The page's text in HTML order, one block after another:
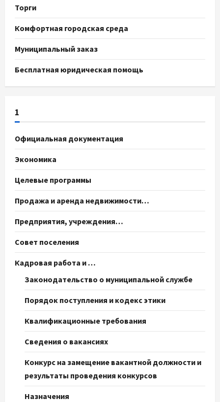
Торги
Комфортная городская среда
Муниципальный заказ
Бесплатная юридическая помощь
1
Официальная документация
Экономика
Целевые программы
Продажа и аренда недвижимости…
Предприятия, учреждения…
Совет поселения
Кадровая работа и …
Законодательство о муниципальной службе
Порядок поступления и кодекс этики
Квалификационные требования
Сведения о вакансиях
Конкурс на замещение вакантной должности и
результаты проведения конкурсов
Назначения